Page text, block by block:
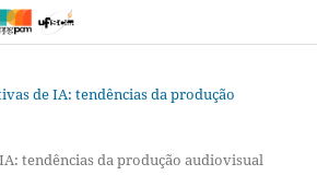
de IA: tendências da produção
tendências da produção audiovisual